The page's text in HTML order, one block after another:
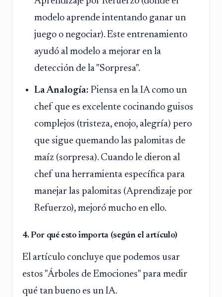
modelo aprende intentando ganar un
juego o negociar). Este entrenamiento
ayudó al modelo a mejorar en la
detección de la "Sorpresa".
La Analogía: Piensa en la IA como un
chef que es excelente cocinando guisos
complejos (tristeza, enojo, alegría) pero
que sigue quemando las palomitas de
maíz (sorpresa). Cuando le dieron al
chef una herramienta específica para
manejar las palomitas (Aprendizaje por
Refuerzo), mejoró mucho en ello.
4. Por qué esto importa (según el artículo)
El artículo concluye que podemos usar
estos "Árboles de Emociones" para medir
qué tan bueno es un IA.